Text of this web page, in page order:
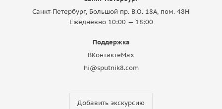
Санкт-Петербург, Большой пр. В.О. 18A, пом. 48Н
Ежедневно 10:00 — 18:00
Поддержка
ВКонтактеMax
hi@sputnik8.com
Добавить экскурсию